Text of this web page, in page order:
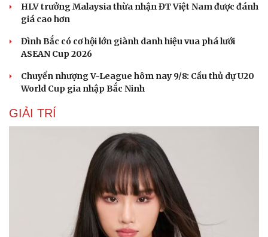
Phòng mạch online
Ăn sạch sống khỏe
HLV trưởng Malaysia thừa nhận ĐT Việt Nam được đánh
giá cao hơn
Đình Bắc có cơ hội lớn giành danh hiệu vua phá lưới
ASEAN Cup 2026
Chuyển nhượng V-League hôm nay 9/8: Cầu thủ dự U20
World Cup gia nhập Bắc Ninh
GIẢI TRÍ